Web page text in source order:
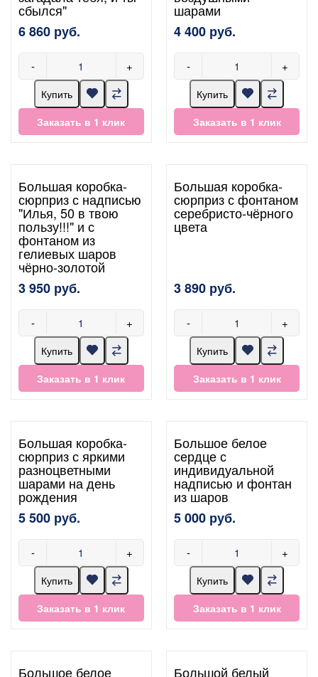
сбылся"
6 860 руб.
- +
Купить
Заказать в 1 клик
шарами
4 400 руб.
- +
Купить
Заказать в 1 клик
Большая коробка-
сюрприз с надписью
"Илья, 50 в твою
пользу!!!" и с
фонтаном из
гелиевых шаров
чёрно-золотой
3 950 руб.
- +
Купить
Заказать в 1 клик
Большая коробка-
сюрприз с фонтаном
серебристо-чёрного
цвета
3 890 руб.
- +
Купить
Заказать в 1 клик
Большая коробка-
сюрприз с яркими
разноцветными
шарами на день
рождения
5 500 руб.
- +
Купить
Заказать в 1 клик
Большое белое
сердце с
индивидуальной
надписью и фонтан
из шаров
5 000 руб.
- +
Купить
Заказать в 1 клик
Большое белое Большой белый